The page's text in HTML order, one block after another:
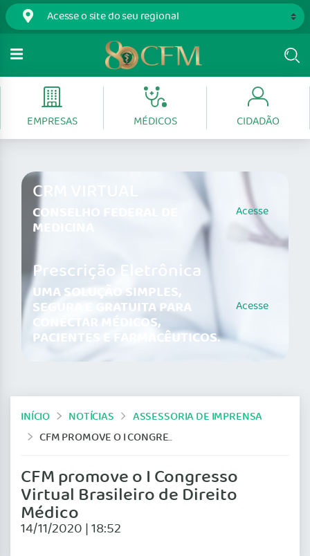
EMPRESAS MÉDICOS CIDADÃO
CRM VIRTUAL
CONSELHO FEDERAL DE
MEDICINA
Acesse
Prescrição Eletrônica
UMA SOLUÇÃO SIMPLES,
SEGURA E GRATUITA PARA
CONECTAR MÉDICOS,
PACIENTES E FARMACÊUTICOS.
Acesse
INÍCIO NOTÍCIAS
ASSESSORIA DE IMPRENSA
CFM PROMOVE O I CONGRESSO VIRTUAL BRASILEIRO DE DIREITO MÉDICO
CFM promove o I Congresso
Virtual Brasileiro de Direito
Médico
14/11/2020 | 18:52